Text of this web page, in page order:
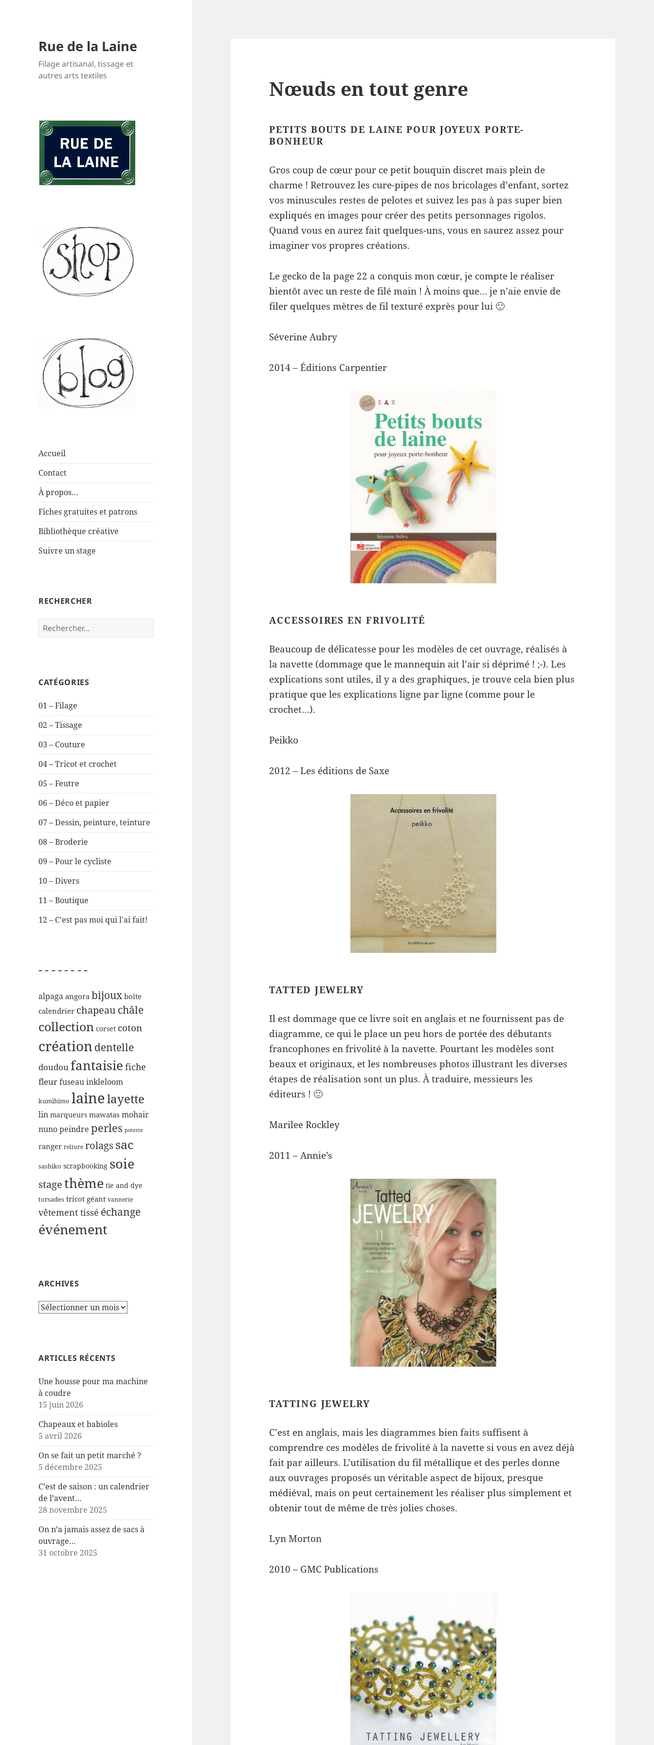
Rue de la Laine
Filage artisanal, tissage et
autres arts textiles
Accueil
Contact
À propos…
Fiches gratuites et patrons
Bibliothèque créative
Suivre un stage
RECHERCHER
Rechercher :
CATÉGORIES
01 – Filage
02 – Tissage
03 – Couture
04 – Tricot et crochet
05 – Feutre
06 – Déco et papier
07 – Dessin, peinture, teinture
08 – Broderie
09 – Pour le cycliste
10 – Divers
11 – Boutique
12 – C'est pas moi qui l'ai fait!
– – – – – – – –
alpaga angora bijoux boîte
calendrier chapeauchâle
collection corset coton
créationdentelle
doudoufantaisie fiche
fleurfuseauinkleloom
kumihimo lainelayette
lin marqueurs mawatas mohair
nunopeindre perles poterie
ranger reliure rolags sac
sashiko scrapbooking soie
stagethème tie and dye
torsades tricot géant vannerie
vêtement tissé échange
événement
ARCHIVES
Archives
ARTICLES RÉCENTS
Une housse pour ma machine
à coudre
15 juin 2026
Chapeaux et babioles
5 avril 2026
On se fait un petit marché ?
5 décembre 2025
C’est de saison : un calendrier
de l’avent…
28 novembre 2025
On n’a jamais assez de sacs à
ouvrage…
31 octobre 2025
Nœuds en tout genre
PETITS BOUTS DE LAINE POUR JOYEUX PORTE-
BONHEUR
Gros coup de cœur pour ce petit bouquin discret mais plein de
charme ! Retrouvez les cure-pipes de nos bricolages d’enfant, sortez
vos minuscules restes de pelotes et suivez les pas à pas super bien
expliqués en images pour créer des petits personnages rigolos.
Quand vous en aurez fait quelques-uns, vous en saurez assez pour
imaginer vos propres créations.
Le gecko de la page 22 a conquis mon cœur, je compte le réaliser
bientôt avec un reste de filé main ! À moins que… je n’aie envie de
filer quelques mètres de fil texturé exprès pour lui 🙂
Séverine Aubry
2014 – Éditions Carpentier
ACCESSOIRES EN FRIVOLITÉ
Beaucoup de délicatesse pour les modèles de cet ouvrage, réalisés à
la navette (dommage que le mannequin ait l’air si déprimé ! ;-). Les
explications sont utiles, il y a des graphiques, je trouve cela bien plus
pratique que les explications ligne par ligne (comme pour le
crochet…).
Peikko
2012 – Les éditions de Saxe
TATTED JEWELRY
Il est dommage que ce livre soit en anglais et ne fournissent pas de
diagramme, ce qui le place un peu hors de portée des débutants
francophones en frivolité à la navette. Pourtant les modèles sont
beaux et originaux, et les nombreuses photos illustrant les diverses
étapes de réalisation sont un plus. À traduire, messieurs les
éditeurs ! 🙂
Marilee Rockley
2011 – Annie’s
TATTING JEWELRY
C’est en anglais, mais les diagrammes bien faits suffisent à
comprendre ces modèles de frivolité à la navette si vous en avez déjà
fait par ailleurs. L’utilisation du fil métallique et des perles donne
aux ouvrages proposés un véritable aspect de bijoux, presque
médiéval, mais on peut certainement les réaliser plus simplement et
obtenir tout de même de très jolies choses.
Lyn Morton
2010 – GMC Publications